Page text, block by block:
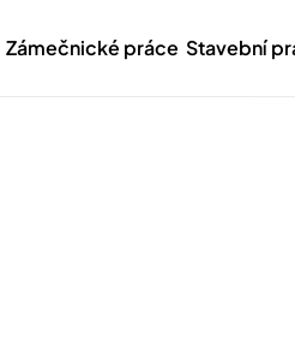
Zámečnické práce Stavební